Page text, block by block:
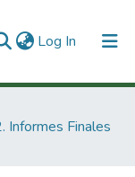
Log In (current)
Informes Finales